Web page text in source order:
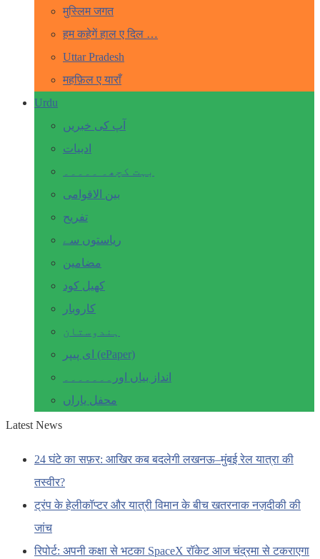
मुस्लिम जगत
हम कहेगें हाल ए दिल …
Uttar Pradesh
महफ़िल ए याराँ
Urdu
آپ کی خبریں
ادبیات
بہت کچھ۔ ۔۔۔۔۔
بین الاقوامی
تفریح
ریاستوں سے
مضامین
کھیل کود
کاروبار
ہندوستان
ای پیپر (ePaper)
انداز بیاں اور۔۔۔۔۔۔۔
محفل یاراں
Latest News
24 घंटे का सफ़र: आखिर कब बदलेगी लखनऊ–मुंबई रेल यात्रा की
तस्वीर?
ट्रंप के हेलीकॉप्टर और यात्री विमान के बीच खतरनाक नज़दीकी की
जांच
रिपोर्ट: अपनी कक्षा से भटका SpaceX रॉकेट आज चंद्रमा से टकराएगा